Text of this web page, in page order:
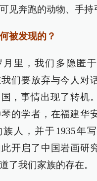
见奔跑的动物、手持
被发现的？
月里，我们多隐匿
们要放弃与今人对
，事情出现了转机
的学者，在福建华
族人，并于1935年
开启了中国岩画研
了我们家族的存在。